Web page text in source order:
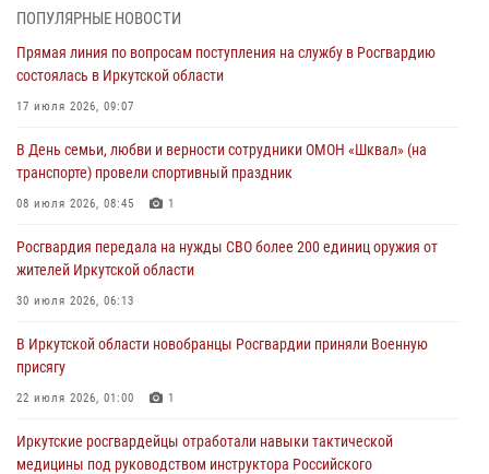
Росгвардейцы из Братска присоединились к донорской акции «От
31 июля 2026, 04:37
Сотрудники Росгвардии нашли и вернули родственникам
30 июля 2026, 07:37
Росгвардия передала на нужды СВО более 200 единиц оружия от
30 июля 2026, 06:13
При силовой поддержке СОБР Росгвардии в Иркутской области
30 июля 2026, 04:19
ПОПУЛЯРНЫЕ НОВОСТИ
Прямая линия по вопросам поступления на службу в Росгвардию
состоялась в Иркутской области
17 июля 2026, 09:07
В День семьи, любви и верности сотрудники ОМОН «Шквал» (на
транспорте) провели спортивный праздник
08 июля 2026, 08:45 1
Росгвардия передала на нужды СВО более 200 единиц оружия от
жителей Иркутской области
30 июля 2026, 06:13
В Иркутской области новобранцы Росгвардии приняли Военную
присягу
22 июля 2026, 01:00 1
Иркутские росгвардейцы отработали навыки тактической
медицины под руководством инструктора Российского